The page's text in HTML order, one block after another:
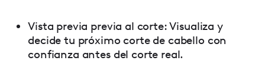
Vista previa previa al corte: Visualiza y
decide tu próximo corte de cabello con
confianza antes del corte real.